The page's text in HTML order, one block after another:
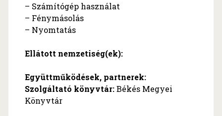
– Számítógép használat
– Fénymásolás
– Nyomtatás
Ellátott nemzetiség(ek):
Együttműködések, partnerek:
Szolgáltató könyvtár:Békés Megyei
Könyvtár